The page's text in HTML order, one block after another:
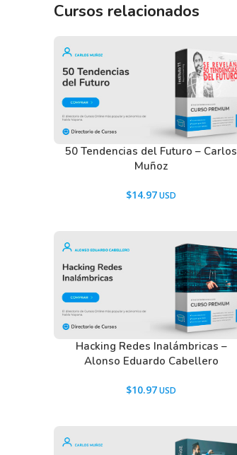
Cursos relacionados
50 Tendencias del Futuro – Carlos
Muñoz
$14.97
Hacking Redes Inalámbricas –
Alonso Eduardo Cabellero
$10.97